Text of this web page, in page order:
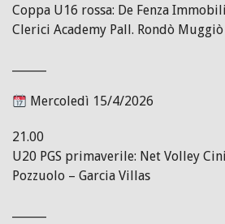
Coppa U16 rossa: De Fenza
Clerici Academy Pall. Rondò
Mercoledì 15/4/2026
21.00
U20 PGS primaverile: Net Volley
Pozzuolo – Garcia Villas